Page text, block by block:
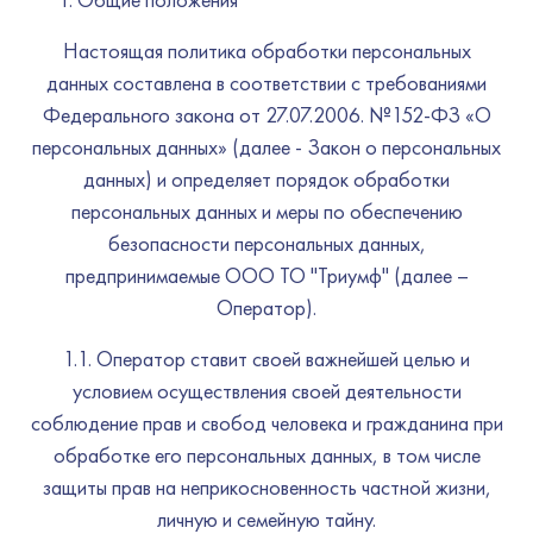
Настоящая политика обработки персональных
данных составлена в соответствии с требованиями
Федерального закона от 27.07.2006. №152-ФЗ «О
персональных данных» (далее - Закон о персональных
данных) и определяет порядок обработки
персональных данных и меры по обеспечению
безопасности персональных данных,
предпринимаемые ООО ТО "Триумф" (далее –
Оператор).
1.1. Оператор ставит своей важнейшей целью и
условием осуществления своей деятельности
соблюдение прав и свобод человека и гражданина при
обработке его персональных данных, в том числе
защиты прав на неприкосновенность частной жизни,
личную и семейную тайну.